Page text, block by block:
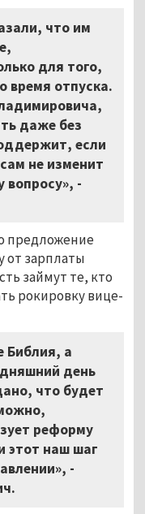
что им
для того,
время отпуска.
даже без
если
не изменит
вопросу», -
предложение
от зарплаты
займут те, кто
рокировку вице-
Библия, а
день
что будет
реформу
этот наш шаг
-